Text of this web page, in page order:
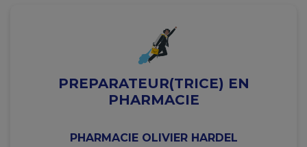
PREPARATEUR(TRICE) EN
PHARMACIE
PHARMACIE OLIVIER HARDEL